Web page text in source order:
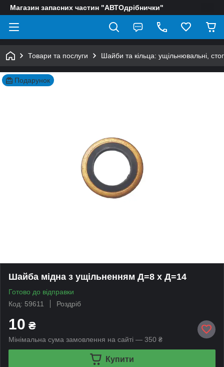
Магазин запасних частин "АВТОдрібнички"
Товари та послуги Шайби та кільца: ущільнювальні,
Подарунок
Шайба мідна з ущільненням Д=8 х Д=14
Готово до відправки
Код: 59611
Роздріб
10 ₴
Мінімальна сума замовлення на сайті — 350 ₴
Купити